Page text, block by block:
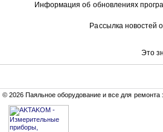
Информация об обновлениях
Рассылка новостей
Это
© 2026 Паяльное оборудование и все для ремонта